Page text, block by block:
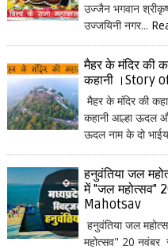
उज्जैन भगवान
उज्जयिनी नगर...
मैहर के मंदिर की
कहानी ।Story
मैहर के मंदिर की
कहानी आल्हा ऊदल
ऊदल नाम के दो
हनुवंतिया जल
में "जल महोत्सव"
Mahotsav
हनुवंतिया जल
महोत्सव" 20 नवंबर